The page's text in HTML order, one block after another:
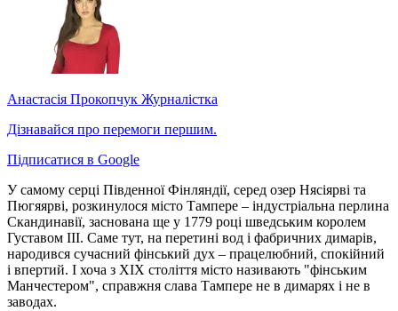
Анастасія Прокопчук Журналістка
Дізнавайся про перемоги першим.
Підписатися в Google
У самому серці Південної Фінляндії, серед озер Нясіярві та
Пюгяярві, розкинулося місто Тампере – індустріальна перлина
Скандинавії, заснована ще у 1779 році шведським королем
Густавом III. Саме тут, на перетині вод і фабричних димарів,
народився сучасний фінський дух – працелюбний, спокійний
і впертий. І хоча з XIX століття місто називають "фінським
Манчестером", справжня слава Тампере не в димарях і не в
заводах.